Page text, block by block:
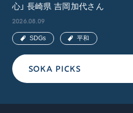
SOKA PICKS
心」 長崎県 吉岡加代さん
2026.08.09
SDGs 平和